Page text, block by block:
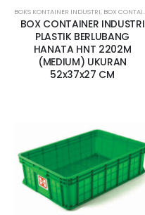
BOKS KONTAINER INDUSTRI, BOX CONTAINER LUBANG
BOX CONTAINER INDUSTRI
PLASTIK BERLUBANG
HANATA HNT 2202M
(MEDIUM) UKURAN
52x37x27 CM